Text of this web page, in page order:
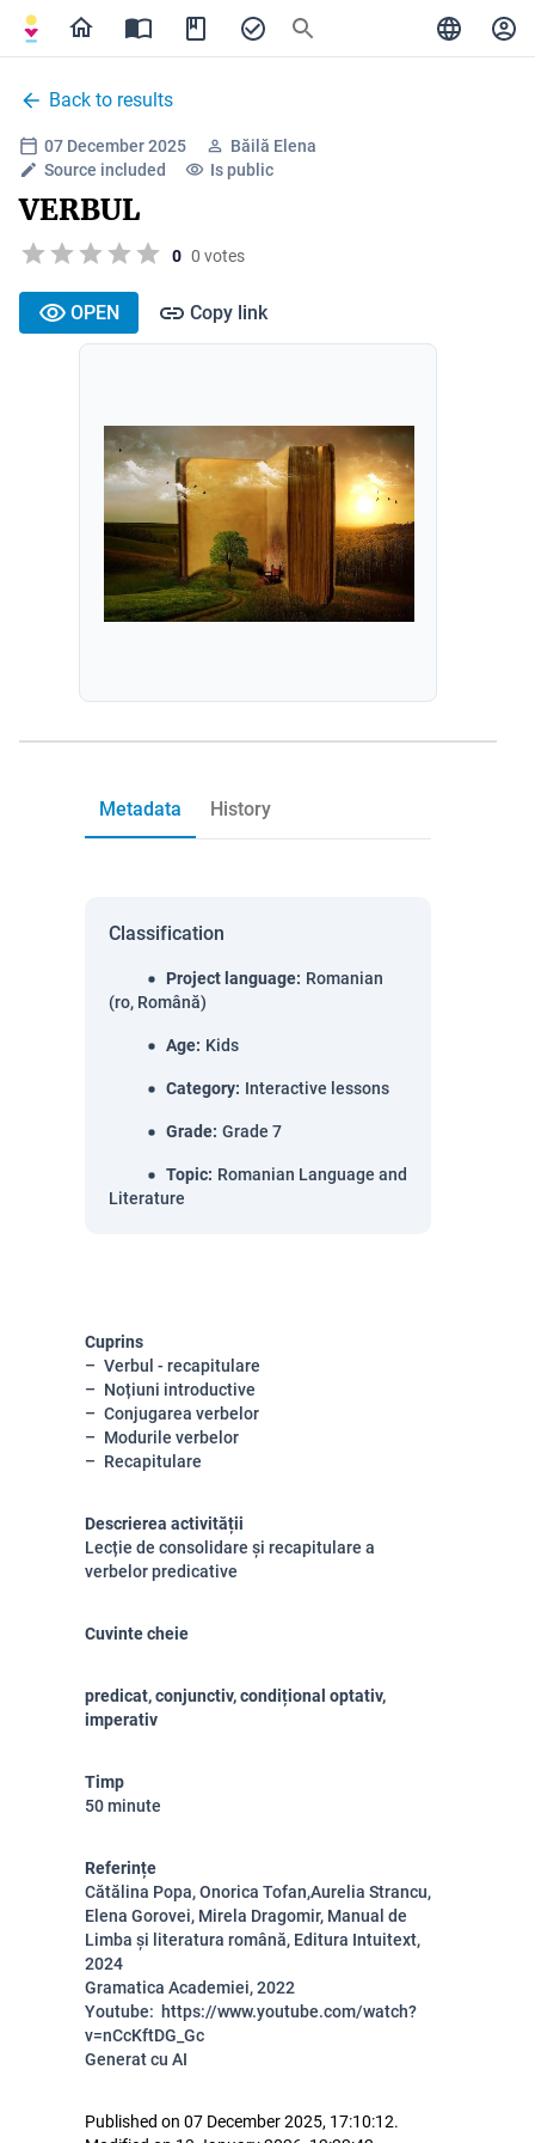
Back to results
07 December 2025
Băilă Elena
Source included
Is public
VERBUL
0 0 votes
OPEN Copy link
Metadata History
Classification
Project language: Romanian
(ro, Română)
Age: Kids
Category: Interactive lessons
Grade: Grade 7
Topic: Romanian Language and
Literature
Cuprins
Verbul - recapitulare
Noțiuni introductive
Conjugarea verbelor
Modurile verbelor
Recapitulare
Descrierea activității
Lecție de consolidare și recapitulare a
verbelor predicative
Cuvinte cheie
predicat, conjunctiv, condițional optativ,
imperativ
Timp
50 minute
Referințe
Cătălina Popa, Onorica Tofan,Aurelia Strancu,
Elena Gorovei, Mirela Dragomir, Manual de
Limba și literatura română, Editura Intuitext,
2024
Gramatica Academiei, 2022
Youtube: https://www.youtube.com/watch?
v=nCcKftDG_Gc
Generat cu AI
Published on 07 December 2025, 17:10:12.